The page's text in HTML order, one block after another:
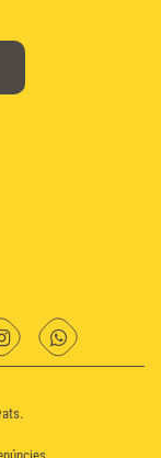
Whatsapp